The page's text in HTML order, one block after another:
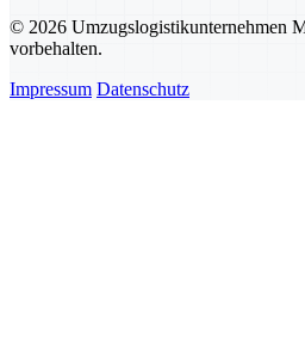
© 2026 Umzugslogistikunternehmen
vorbehalten.
Impressum Datenschutz